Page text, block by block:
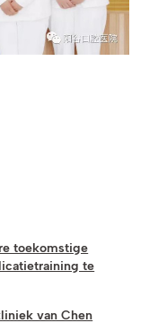
toekomstige
te
van Chen